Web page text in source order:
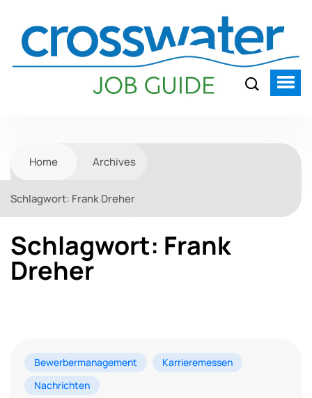
Home Archives
Schlagwort: Frank Dreher
Schlagwort: Frank
Dreher
Bewerbermanagement
Karrieremessen
Nachrichten